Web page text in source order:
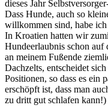
dieses Jahr
Dass Hunde, auch so
willkommen sind, habe
In Kroatien hatten wir
Hundeerlaubnis schon
an meinem Fußende
Dachzelts, entscheidet
Positionen, so dass es ein
erschöpft ist, dass man
zu dritt gut schlafen kann!)